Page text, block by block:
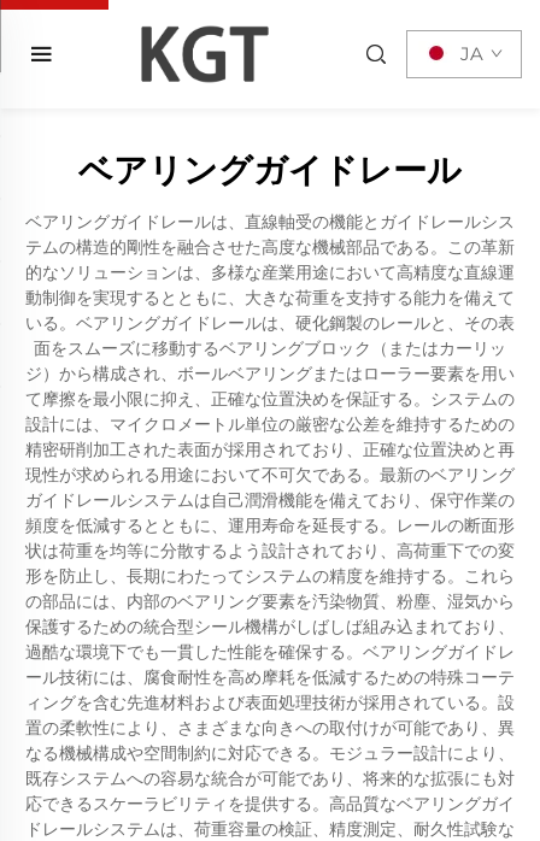
JA
ベアリングガイドレール
ベアリングガイドレールは、直線軸受の機能とガイドレールシス
テムの構造的剛性を融合させた高度な機械部品である。この革新
的なソリューションは、多様な産業用途において高精度な直線運
動制御を実現するとともに、大きな荷重を支持する能力を備えて
いる。ベアリングガイドレールは、硬化鋼製のレールと、その表
面をスムーズに移動するベアリングブロック（またはカーリッ
ジ）から構成され、ボールベアリングまたはローラー要素を用い
て摩擦を最小限に抑え、正確な位置決めを保証する。システムの
設計には、マイクロメートル単位の厳密な公差を維持するための
精密研削加工された表面が採用されており、正確な位置決めと再
現性が求められる用途において不可欠である。最新のベアリング
ガイドレールシステムは自己潤滑機能を備えており、保守作業の
頻度を低減するとともに、運用寿命を延長する。レールの断面形
状は荷重を均等に分散するよう設計されており、高荷重下での変
形を防止し、長期にわたってシステムの精度を維持する。これら
の部品には、内部のベアリング要素を汚染物質、粉塵、湿気から
保護するための統合型シール機構がしばしば組み込まれており、
過酷な環境下でも一貫した性能を確保する。ベアリングガイドレ
ール技術には、腐食耐性を高め摩耗を低減するための特殊コーテ
ィングを含む先進材料および表面処理技術が採用されている。設
置の柔軟性により、さまざまな向きへの取付けが可能であり、異
なる機械構成や空間制約に対応できる。モジュラー設計により、
既存システムへの容易な統合が可能であり、将来的な拡張にも対
応できるスケーラビリティを提供する。高品質なベアリングガイ
ドレールシステムは、荷重容量の検証、精度測定、耐久性試験な